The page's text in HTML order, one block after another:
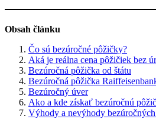
Obsah článku
Čo sú bezúročné pôžičky?
Aká je reálna cena pôžičiek bez
Bezúročná pôžička od štátu
Bezúročná pôžička
Bezúročný úver
Ako a kde získať bezúročnú
Výhody a nevýhody